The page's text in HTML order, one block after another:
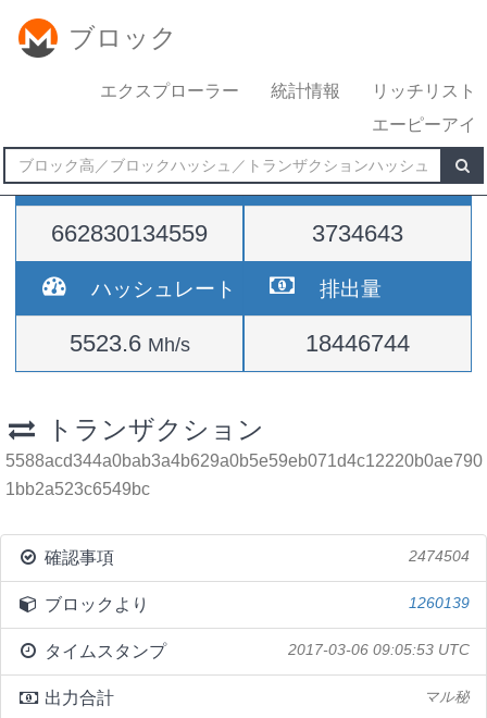
ブロック
エクスプローラー 統計情報
リッチリスト
エーピーアイ
難易度
662830134559
高さ
3734643
ハッシュレート
5523.6 Mh/s
排出量
18446744
トランザクション
5588acd344a0bab3a4b629a0b5e59eb071d4c12220b0ae790
1bb2a523c6549bc
確認事項 2474504
ブロックより 1260139
タイムスタンプ 2017-03-06 09:05:53 UTC
出力合計 マル秘